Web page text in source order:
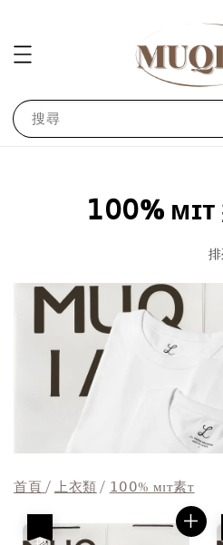
搜尋
𝟣𝟢𝟢% ᴍɪᴛ
首頁 /上衣類 / 𝟣𝟢𝟢% ᴍɪᴛ素ᴛ